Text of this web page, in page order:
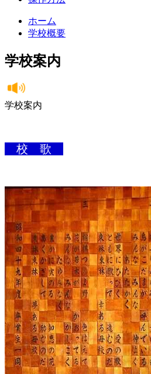
ホーム
学校概要
学校案内
学校案内
校 歌